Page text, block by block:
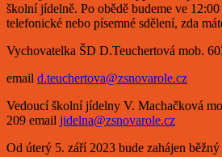
školní jídelně. Po obědě budeme ve
telefonické nebo písemné sdělení, zda
Vychovatelka ŠD D.Teuchertová mob.
email d.teuchertova@zsnovarole.cz
Vedoucí školní jídelny V. Machačková
209 email jidelna@zsnovarole.cz
Od úterý 5. září 2023 bude zahájen